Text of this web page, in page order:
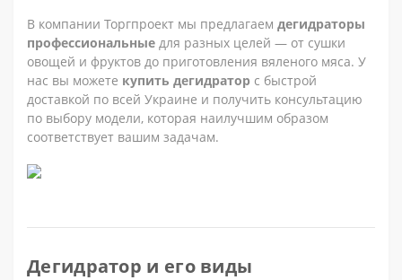
В компании Торгпроект мы предлагаем дегидраторы
профессиональные для разных целей — от сушки
овощей и фруктов до приготовления вяленого мяса. У
нас вы можете купить дегидратор с быстрой
доставкой по всей Украине и получить консультацию
по выбору модели, которая наилучшим образом
соответствует вашим задачам.
Дегидратор и его виды